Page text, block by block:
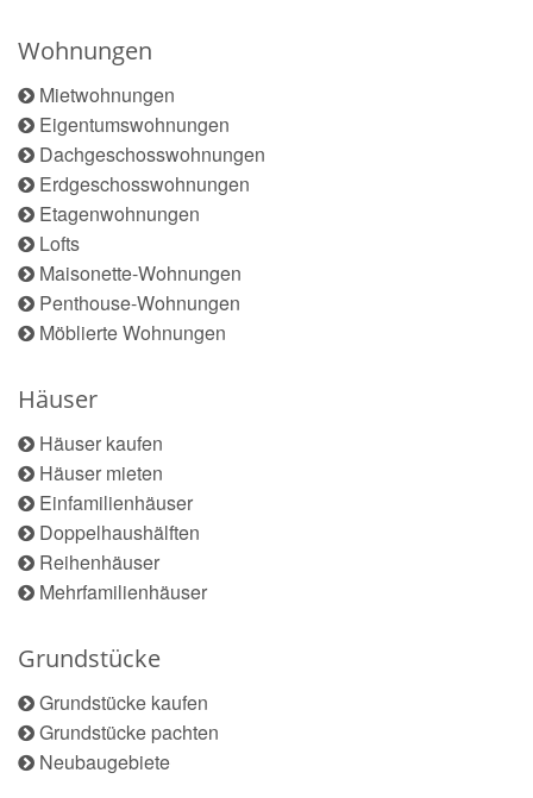
Wohnungen
Mietwohnungen
Eigentumswohnungen
Dachgeschosswohnungen
Erdgeschosswohnungen
Etagenwohnungen
Lofts
Maisonette-Wohnungen
Penthouse-Wohnungen
Möblierte Wohnungen
Häuser
Häuser kaufen
Häuser mieten
Einfamilienhäuser
Doppelhaushälften
Reihenhäuser
Mehrfamilienhäuser
Grundstücke
Grundstücke kaufen
Grundstücke pachten
Neubaugebiete